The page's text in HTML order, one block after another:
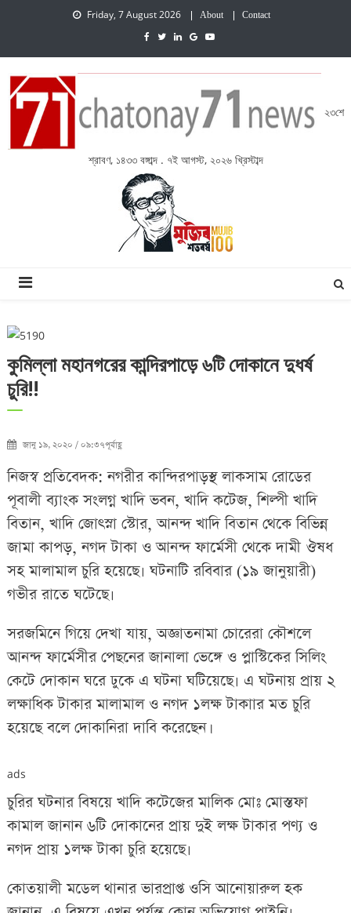
Friday, 7 August 2026 About Contact
২৩শে
শ্রাবণ, ১৪৩৩ বঙ্গাব্দ . ৭ই আগস্ট, ২০২৬ খ্রিস্টাব্দ
কুমিল্লা মহানগরের কান্দিরপাড়ে ৬টি দোকানে দুধর্ষ
চুরি!!
জানু ১৯, ২০২০ / ০৯:৩৭পূর্বাহ্ণ
নিজস্ব প্রতিবেদক: নগরীর কান্দিরপাড়স্থ লাকসাম রোডের
পূবালী ব্যাংক সংলগ্ন খাদি ভবন, খাদি কটেজ, শিল্পী খাদি
বিতান, খাদি জোৎস্না স্টোর, আনন্দ খাদি বিতান থেকে বিভিন্ন
জামা কাপড়, নগদ টাকা ও আনন্দ ফার্মেসী থেকে দামী ঔষধ
সহ মালামাল চুরি হয়েছে৷ ঘটনাটি রবিবার (১৯ জানুয়ারী)
গভীর রাতে ঘটেছে৷
সরজমিনে গিয়ে দেখা যায়, অজ্ঞাতনামা চোরেরা কৌশলে
আনন্দ ফার্মেসীর পেছনের জানালা ভেঙ্গে ও প্লাস্টিকের সিলিং
কেটে দোকান ঘরে ঢুকে এ ঘটনা ঘটিয়েছে৷ এ ঘটনায় প্রায় ২
লক্ষাধিক টাকার মালামাল ও নগদ ১লক্ষ টাকাার মত চুরি
হয়েছে বলে দোকানিরা দাবি করেছেন।
ads
চুরির ঘটনার বিষয়ে খাদি কটেজের মালিক মোঃ মোস্তফা
কামাল জানান ৬টি দোকানের প্রায় দুই লক্ষ টাকার পণ্য ও
নগদ প্রায় ১লক্ষ টাকা চুরি হয়েছে৷
কোতয়ালী মডেল থানার ভারপ্রাপ্ত ওসি আনোয়ারুল হক